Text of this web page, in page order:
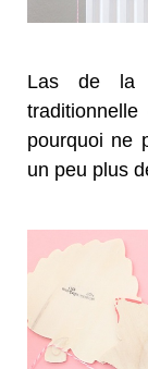
Las de la
pourquoi ne
un peu plus